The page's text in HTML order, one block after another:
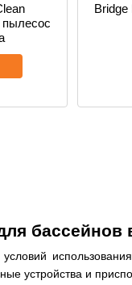
бассейнов
устройства и
пылесос
Bridge